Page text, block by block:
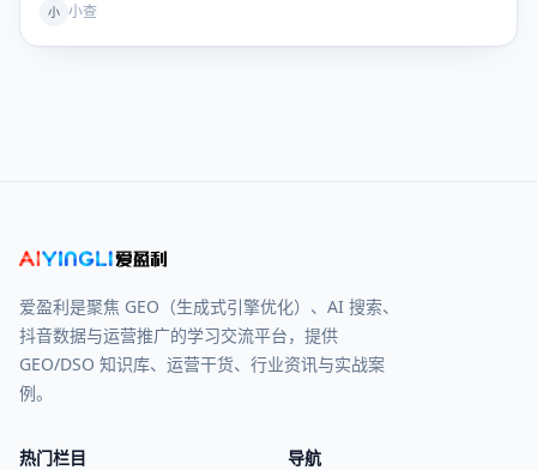
小 小查
爱盈利是聚焦 GEO（生成式引擎优化）、AI 搜索、
抖音数据与运营推广的学习交流平台，提供
GEO/DSO 知识库、运营干货、行业资讯与实战案
例。
热门栏目
导航